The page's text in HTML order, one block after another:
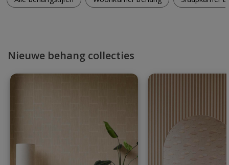
Nieuwe behang collecties